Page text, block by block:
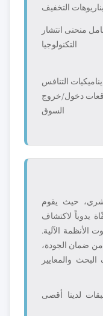
التخفيف
منحنى انتشار
التكنولوجيا
التنافس
دخول/خروج
السوق
حيث يقوم
يدوياً لاكتشاف
الأنظمة الآلية.
ضمان الجودة،
والمعايير
لدينا أقصى